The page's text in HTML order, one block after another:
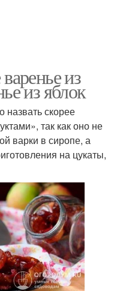
из
из яблок
назвать скорее
так как оно не
варки в сиропе, а
на цукаты,